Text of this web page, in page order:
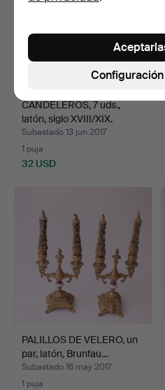
CANDELEROS, 7 uds.,
latón, siglo XVIII/XIX.
Subastado 13 jun 2017
1 puja
32 USD
PALILLOS DE VELERO, un
par, latón, Brunfau…
Subastado 16 may 2017
1 puja